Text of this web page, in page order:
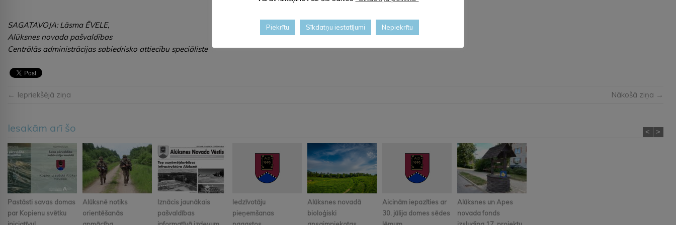
SAGATAVOJA: Lāsma ĒVELE,
Alūksnes novada pašvaldības
Centrālās administrācijas sabiedrisko attiecību speciāliste
← Iepriekšējā ziņa Nākošā ziņa →
Iesakām arī šo
Pastāsti savas domas
par Kopienu svētku
Alūksnē notiks
orientēšanās
Iznācis jaunākais
pašvaldības
Iedzīvotāju
pieņemšanas
Alūksnes novadā
bioloģiski
Aicinām iepazīties ar
30. jūlija domes sēdes
Alūksnes un Apes
novada fonds
< >
Piekrītu Sīkdatņu iestatījumi Nepiekrītu